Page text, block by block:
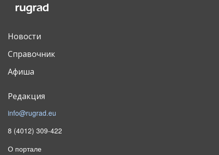
Новости
Справочник
Афиша
Редакция
info@rugrad.eu
8 (4012) 309-422
О портале